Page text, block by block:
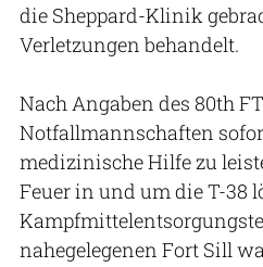
die Sheppard-Klinik
Verletzungen behandelt.
Nach Angaben des 80th
Notfallmannschaften
medizinische Hilfe zu
Feuer in und um die T-38
nahegelegenen Fort Sill